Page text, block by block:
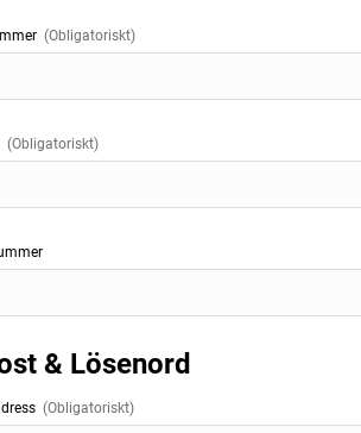
(Obligatoriskt)
(Obligatoriskt)
& Lösenord
(Obligatoriskt)